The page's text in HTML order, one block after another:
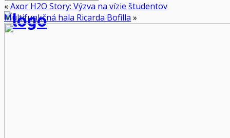
«Axor H2O Story: Výzva na vízie študentov
Multifunkčná hala Ricarda Bofilla »